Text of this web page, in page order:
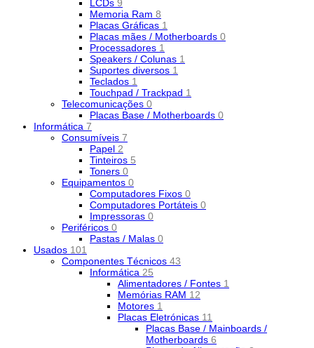
LCDs 9
Memoria Ram 8
Placas Gráficas 1
Placas mães / Motherboards 0
Processadores 1
Speakers / Colunas 1
Suportes diversos 1
Teclados 1
Touchpad / Trackpad 1
Telecomunicações 0
Placas Base / Motherboards 0
Informática 7
Consumíveis 7
Papel 2
Tinteiros 5
Toners 0
Equipamentos 0
Computadores Fixos 0
Computadores Portáteis 0
Impressoras 0
Periféricos 0
Pastas / Malas 0
Usados 101
Componentes Técnicos 43
Informática 25
Alimentadores / Fontes 1
Memórias RAM 12
Motores 1
Placas Eletrónicas 11
Placas Base / Mainboards /
Motherboards 6